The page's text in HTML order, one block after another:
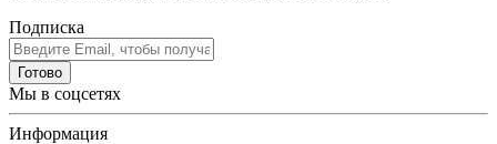
Подписка
Готово
Мы в соцсетях
Информация